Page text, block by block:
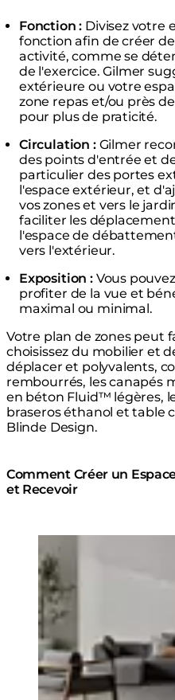
Fonction : Divisez votre
fonction afin de créer
activité, comme se
de l'exercice. Gilmer
extérieure ou votre
zone repas et/ou près
pour plus de praticité.
Circulation : Gilmer
des points d'entrée et
particulier des portes
l'espace extérieur, et
vos zones et vers le
faciliter les
l'espace de
vers l'extérieur.
Exposition : Vous
profiter de la vue et
maximal ou minimal.
Votre plan de zones peut
choisissez du mobilier et
déplacer et polyvalents,
rembourrés, les canapés
en béton Fluid™ légères,
braseros éthanol et table
Blinde Design.
Comment Créer un
et Recevoir